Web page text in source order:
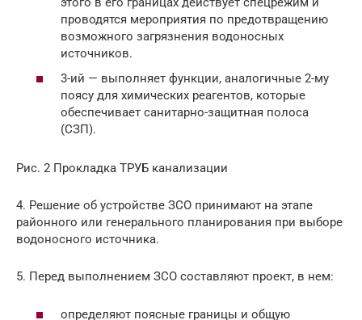
проводятся мероприятия по предотвращению
возможного загрязнения водоносных
источников.
3-ий — выполняет функции, аналогичные 2-му
поясу для химических реагентов, которые
обеспечивает санитарно-защитная полоса
(СЗП).
Рис. 2 Прокладка ТРУБ канализации
4. Решение об устройстве ЗСО принимают на этапе
районного или генерального планирования при выборе
водоносного источника.
5. Перед выполнением ЗСО составляют проект, в нем:
определяют поясные границы и общую